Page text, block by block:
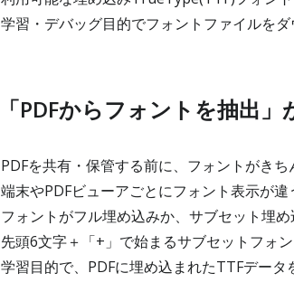
学習・デバッグ目的でフォントファイルを
「PDFからフォントを抽出
PDFを共有・保管する前に、フォントがき
端末やPDFビューアごとにフォント表示が
フォントがフル埋め込みか、サブセット埋
先頭6文字＋「+」で始まるサブセットフォ
学習目的で、PDFに埋め込まれたTTFデータ